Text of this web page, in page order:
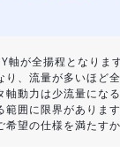
軸が全揚程となりま
り、流量が多いほど
軸動力は少流量にな
範囲に限界がありま
希望の仕様を満たす